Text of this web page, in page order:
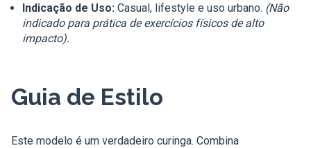
Indicação de Uso: Casual, lifestyle e uso urbano. (Não
indicado para prática de exercícios físicos de alto
impacto).
Guia de Estilo
Este modelo é um verdadeiro curinga. Combina